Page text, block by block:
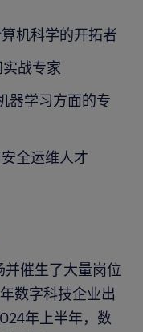
机科学的开拓者
战专家
器学习方面的专
全运维人才
催生了大量岗位
数字科技企业出
年上半年，数